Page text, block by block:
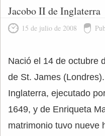
Jacobo II de Inglaterra
15 de julio de 2008
Nació el 14 de octubre
de St. James
Inglaterra, ejecutado
1649, y de Enriqueta
matrimonio tuvo nueve